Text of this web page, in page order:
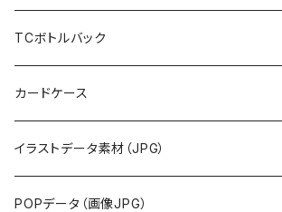
紙
TCボトルバック
カードケース
イラストデータ素材（JPG）
POPデータ（画像JPG）